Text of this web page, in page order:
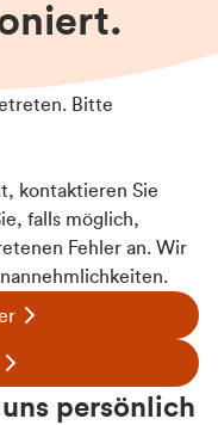
Bitte
kontaktieren Sie
falls möglich,
Fehler an. Wir
persönlich